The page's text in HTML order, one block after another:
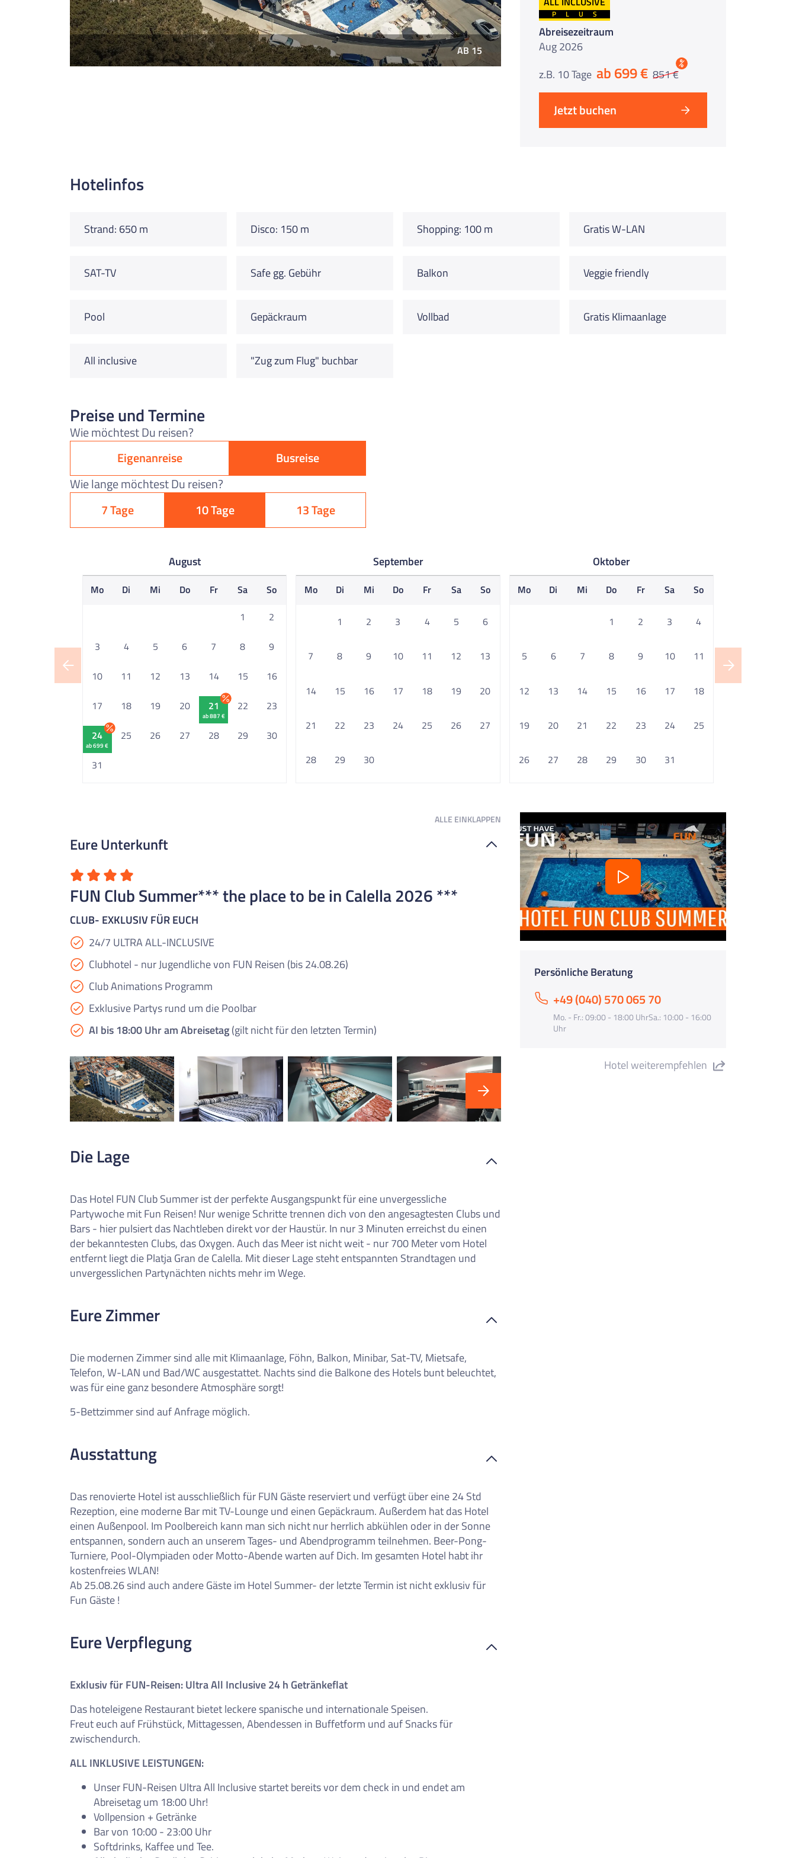
0Reise/n auf deiner Merkliste
Keine Reisen auf der Merkliste
AB 15
PLUS
Abreisezeitraum
Aug 2026
z.B. 10 Tage ab 699 € 851 €
%
Jetzt buchen
Hotelinfos
Strand: 650 m Disco: 150 m Shopping: 100 m Gratis W-LAN
SAT-TV Safe gg. Gebühr Balkon Veggie friendly
Pool Gepäckraum Vollbad Gratis Klimaanlage
All inclusive "Zug zum Flug" buchbar
Preise und Termine
Wie möchtest Du reisen?
Eigenanreise
Busreise
Wie lange möchtest Du reisen?
7 Tage
10 Tage 13 Tage
August
Mo Di Mi Do Fr Sa
So
1
2
3 4 5 6 7 8 9
10 11 12 13 14 15 16
17 18 19 20 21
ab 887 €
22 23
24
ab 699 €
25 26 27 28 29 30
31
September
Mo Di Mi Do Fr Sa So
1 2 3 4 5 6
7 8 9 10 11 12 13
14 15 16 17 18 19 20
21 22 23 24 25 26 27
28 29 30
Oktober
Mo Di Mi Do Fr Sa So
1 2 3 4
5 6 7 8 9 10 11
12 13 14 15 16 17 18
19 20 21 22 23 24 25
26 27 28 29 30 31
ALLE EINKLAPPEN
Eure Unterkunft
FUN Club Summer*** the place to be in Calella 2026 ***
CLUB- EXKLUSIV FÜR EUCH
24/7 ULTRA ALL-INCLUSIVE
Clubhotel - nur Jugendliche von FUN Reisen (bis 24.08.26)
Club Animations Programm
Exklusive Partys rund um die Poolbar
AI bis 18:00 Uhr am Abreisetag(gilt nicht für den letzten Termin)
Die Lage
Das Hotel FUN Club Summer ist der perfekte Ausgangspunkt für eine unvergessliche
Partywoche mit Fun Reisen! Nur wenige Schritte trennen dich von den angesagtesten Clubs und
Bars - hier pulsiert das Nachtleben direkt vor der Haustür. In nur 3 Minuten erreichst du einen
der bekanntesten Clubs, das Oxygen. Auch das Meer ist nicht weit - nur 700 Meter vom Hotel
entfernt liegt die Platja Gran de Calella. Mit dieser Lage steht entspannten Strandtagen und
unvergesslichen Partynächten nichts mehr im Wege.
Eure Zimmer
Die modernen Zimmer sind alle mit Klimaanlage, Föhn, Balkon, Minibar, Sat-TV, Mietsafe,
Telefon, W-LAN und Bad/WC ausgestattet. Nachts sind die Balkone des Hotels bunt beleuchtet,
was für eine ganz besondere Atmosphäre sorgt!
5-Bettzimmer sind auf Anfrage möglich.
Ausstattung
Das renovierte Hotel ist ausschließlich für FUN Gäste reserviert und verfügt über eine 24 Std
Rezeption, eine moderne Bar mit TV-Lounge und einen Gepäckraum. Außerdem hat das Hotel
einen Außenpool. Im Poolbereich kann man sich nicht nur herrlich abkühlen oder in der Sonne
entspannen, sondern auch an unserem Tages- und Abendprogramm teilnehmen. Beer-Pong-
Turniere, Pool-Olympiaden oder Motto-Abende warten auf Dich. Im gesamten Hotel habt ihr
kostenfreies WLAN!
Ab 25.08.26 sind auch andere Gäste im Hotel Summer- der letzte Termin ist nicht exklusiv für
Fun Gäste !
Eure Verpflegung
Exklusiv für FUN-Reisen: Ultra All Inclusive 24 h Getränkeflat
Das hoteleigene Restaurant bietet leckere spanische und internationale Speisen.
Freut euch auf Frühstück, Mittagessen, Abendessen in Buffetform und auf Snacks für
zwischendurch.
ALL INKLUSIVE LEISTUNGEN:
Unser FUN-Reisen Ultra All Inclusive startet bereits vor dem check in und endet am
Abreisetag um 18:00 Uhr!
Vollpension + Getränke
Bar von 10:00 - 23:00 Uhr
Softdrinks, Kaffee und Tee.
Persönliche Beratung
+49 (040) 570 065 70
Mo. - Fr.: 09:00 - 18:00 UhrSa.: 10:00 - 16:00
Uhr
Hotel weiterempfehlen
Dieser Inhalt wird von einem Drittanbieter gehostet. Durch das Zeigen
der externen Inhalte akzeptierst du die
Nutzungsbedingungen
youtube.com.
Video anzeigen Nicht erneut fragen